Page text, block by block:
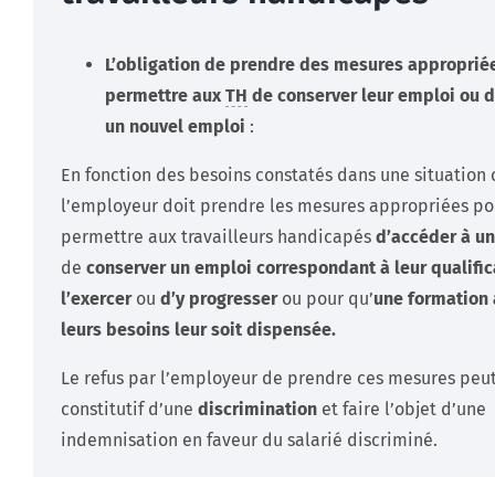
L’obligation de prendre des mesures
permettre aux TH de conserver leur emploi ou
un nouvel emploi :
En fonction des besoins constatés dans une situation
l’employeur doit prendre les mesures appropriées
permettre aux travailleurs handicapés d’accéder à
de conserver un emploi correspondant à leur
l’exercer ou d’y progresserou pour qu’une formation
leurs besoins leur soit dispensée.
Le refus par l’employeur de prendre ces mesures
constitutif d’une discrimination et faire l’objet d’une
indemnisation en faveur du salarié discriminé.